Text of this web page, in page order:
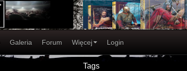
Galeria Forum Więcej Login
Tags